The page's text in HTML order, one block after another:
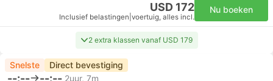
USD 172
Inclusief belastingen voertuig, alles incl.
Nu boeken
2 extra klassen vanaf USD 179
Snelste Direct bevestiging
--:-- --:-- 2uur, 7m